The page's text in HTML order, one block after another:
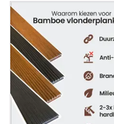
Dit
product
heeft
meerdere
variaties.
Deze
optie
kan
gekozen
worden